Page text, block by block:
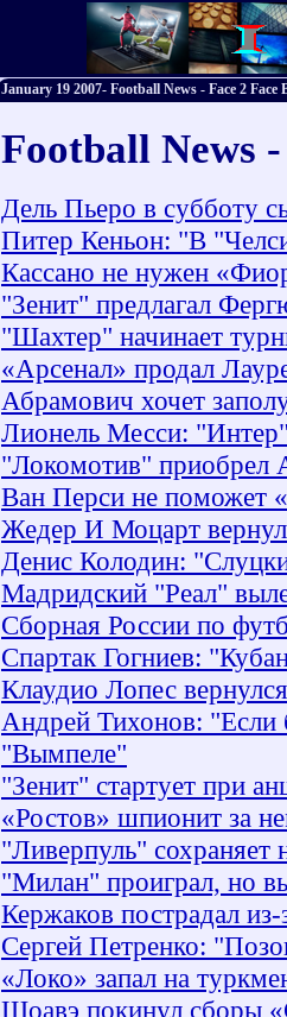
January 19 2007- Football News - Face 2 Face
Football News
Дель Пьеро в субботу
Питер Кеньон: "В
Кассано не нужен
"Зенит" предлагал
"Шахтер" начинает
«Арсенал» продал
Абрамович хочет
Лионель Месси:
"Локомотив" приобрел
Ван Перси не поможет
Жедер И Моцарт
Денис Колодин:
Мадридский "Реал"
Сборная России по
Спартак Гогниев:
Клаудио Лопес
Андрей Тихонов: "Если
"Вымпеле"
"Зенит" стартует при
«Ростов» шпионит за
"Ливерпуль" сохраняет
"Милан" проиграл, но
Кержаков пострадал
Сергей Петренко:
«Локо» запал на
Шоавэ покинул сборы